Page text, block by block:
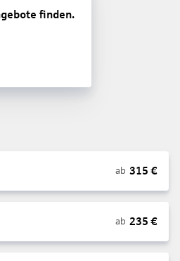
finden.
ab 315 €
ab 235 €